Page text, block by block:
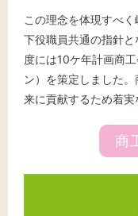
この理念を体現すべ
下役職員共通の指針
度には10ケ年計画商
ン）を策定しました
来に貢献するため着実
商